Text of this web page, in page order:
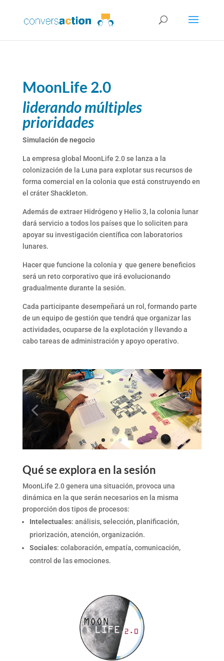
MoonLife 2.0
liderando múltiples
prioridades
Simulación de negocio
La empresa global MoonLife 2.0 se lanza a la
colonización de la Luna para explotar sus recursos de
forma comercial en la colonia que está construyendo en
el cráter Shackleton.
Además de extraer Hidrógeno y Helio 3, la colonia lunar
dará servicio a todos los países que lo soliciten para
apoyar su investigación científica con laboratorios
lunares.
Hacer que funcione la colonia y que genere beneficios
será un reto corporativo que irá evolucionando
gradualmente durante la sesión.
Cada participante desempeñará un rol, formando parte
de un equipo de gestión que tendrá que organizar las
actividades, ocuparse de la explotación y llevando a
cabo tareas de administración y apoyo operativo.
Qué se explora en la sesión
MoonLife 2.0 genera una situación, provoca una
dinámica en la que serán necesarios en la misma
proporción dos tipos de procesos:
Intelectuales: análisis, selección, planificación,
priorización, atención, organización.
Sociales: colaboración, empatía, comunicación,
control de las emociones.